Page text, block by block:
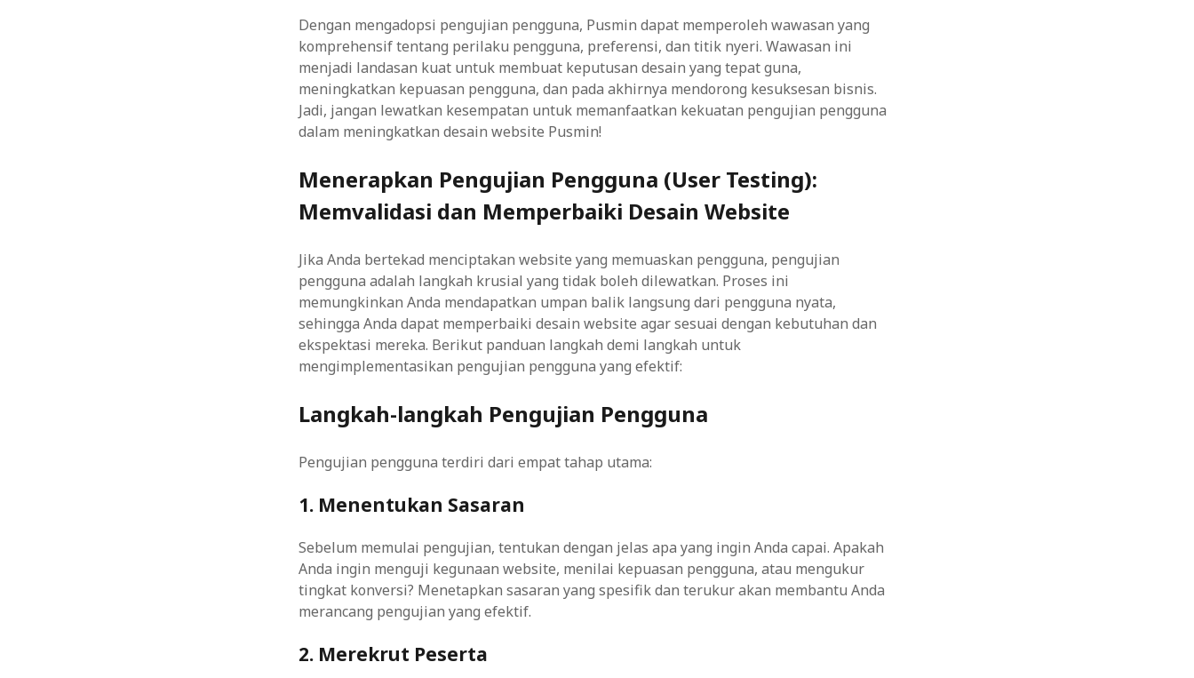
Dengan mengadopsi pengujian pengguna, Pusmin dapat memperoleh wawasan yang
komprehensif tentang perilaku pengguna, preferensi, dan titik nyeri. Wawasan ini
menjadi landasan kuat untuk membuat keputusan desain yang tepat guna,
meningkatkan kepuasan pengguna, dan pada akhirnya mendorong kesuksesan bisnis.
Jadi, jangan lewatkan kesempatan untuk memanfaatkan kekuatan pengujian pengguna
dalam meningkatkan desain website Pusmin!
Menerapkan Pengujian Pengguna (User Testing):
Memvalidasi dan Memperbaiki Desain Website
Jika Anda bertekad menciptakan website yang memuaskan pengguna, pengujian
pengguna adalah langkah krusial yang tidak boleh dilewatkan. Proses ini
memungkinkan Anda mendapatkan umpan balik langsung dari pengguna nyata,
sehingga Anda dapat memperbaiki desain website agar sesuai dengan kebutuhan dan
ekspektasi mereka. Berikut panduan langkah demi langkah untuk
mengimplementasikan pengujian pengguna yang efektif:
Langkah-langkah Pengujian Pengguna
Pengujian pengguna terdiri dari empat tahap utama:
1. Menentukan Sasaran
Sebelum memulai pengujian, tentukan dengan jelas apa yang ingin Anda capai. Apakah
Anda ingin menguji kegunaan website, menilai kepuasan pengguna, atau mengukur
tingkat konversi? Menetapkan sasaran yang spesifik dan terukur akan membantu Anda
merancang pengujian yang efektif.
2. Merekrut Peserta